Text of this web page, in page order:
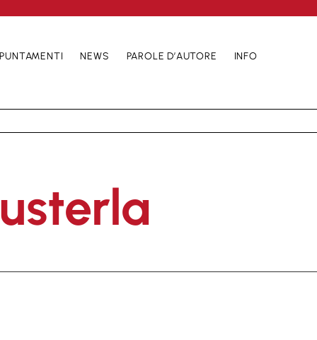
NEWS PAROLE D’AUTORE INFO